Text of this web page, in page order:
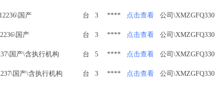
国产 台 3 **** 点击查看 公司\XMZGFQ330
国产 台 3 **** 点击查看 公司\XMZGFQ330
国产\含执行机构 台 5 **** 点击查看 公司\XMZGFQ330
国产\含执行机构 台 3 **** 点击查看 公司\XMZGFQ330